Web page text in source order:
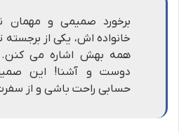
برخورد صمیمی و مهمان
خانواده اش، یکی از
همه بهش اشاره می کنن.
دوست و آشنا! این
حسابی راحت باشی و از